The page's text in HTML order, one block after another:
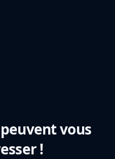
vous
!